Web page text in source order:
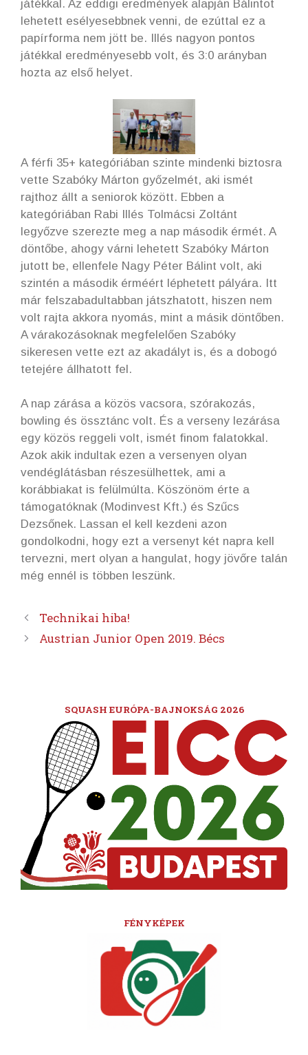
játékkal. Az eddigi eredmények alapján Bálintot
lehetett esélyesebbnek venni, de ezúttal ez a
papírforma nem jött be. Illés nagyon pontos
játékkal eredményesebb volt, és 3:0 arányban
hozta az első helyet.
A férfi 35+ kategóriában szinte mindenki biztosra
vette Szabóky Márton győzelmét, aki ismét
rajthoz állt a seniorok között. Ebben a
kategóriában Rabi Illés Tolmácsi Zoltánt
legyőzve szerezte meg a nap második érmét. A
döntőbe, ahogy várni lehetett Szabóky Márton
jutott be, ellenfele Nagy Péter Bálint volt, aki
szintén a második érméért léphetett pályára. Itt
már felszabadultabban játszhatott, hiszen nem
volt rajta akkora nyomás, mint a másik döntőben.
A várakozásoknak megfelelően Szabóky
sikeresen vette ezt az akadályt is, és a dobogó
tetejére állhatott fel.
A nap zárása a közös vacsora, szórakozás,
bowling és össztánc volt. És a verseny lezárása
egy közös reggeli volt, ismét finom falatokkal.
Azok akik indultak ezen a versenyen olyan
vendéglátásban részesülhettek, ami a
korábbiakat is felülmúlta. Köszönöm érte a
támogatóknak (Modinvest Kft.) és Szűcs
Dezsőnek. Lassan el kell kezdeni azon
gondolkodni, hogy ezt a versenyt két napra kell
tervezni, mert olyan a hangulat, hogy jövőre talán
még ennél is többen leszünk.
Technikai hiba!
Austrian Junior Open 2019. Bécs
SQUASH EURÓPA-BAJNOKSÁG 2026
FÉNYKÉPEK